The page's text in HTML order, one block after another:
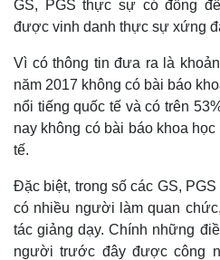
GS, PGS thực sự có đồng
được vinh danh thực sự xứng
Vì có thông tin đưa ra là
năm 2017 không có bài báo
nổi tiếng quốc tế và có trên
nay không có bài báo khoa
tế.
Đặc biệt, trong số các GS,
có nhiều người làm quan
tác giảng dạy. Chính những
người trước đây được công